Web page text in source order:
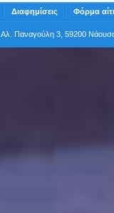
Διαφημίσεις Φόρμα
Αλ. Παναγούλη 3, 59200